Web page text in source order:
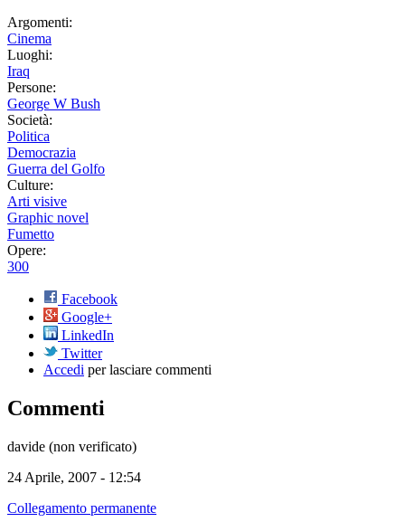
Argomenti:
Cinema
Luoghi:
Iraq
Persone:
George W Bush
Società:
Politica
Democrazia
Guerra del Golfo
Culture:
Arti visive
Graphic novel
Fumetto
Opere:
300
Facebook
Google+
LinkedIn
Twitter
Accedi per lasciare commenti
Commenti
davide (non verificato)
24 Aprile, 2007 - 12:54
Collegamento permanente